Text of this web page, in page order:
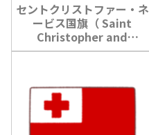
セントクリストファー・ネ
ービス国旗（ Saint
Christopher and
Nevis）のイラスト